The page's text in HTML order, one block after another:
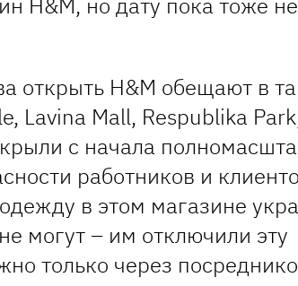
открыть H&M обещают в
Lavina Mall, Respublika
с начала
работников и
в этом магазине
могут – им отключили эту
только через